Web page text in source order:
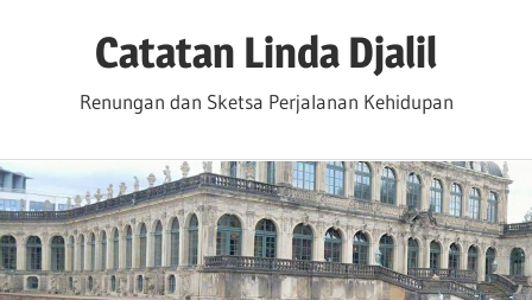
Catatan Linda Djalil
Renungan dan Sketsa Perjalanan Kehidupan